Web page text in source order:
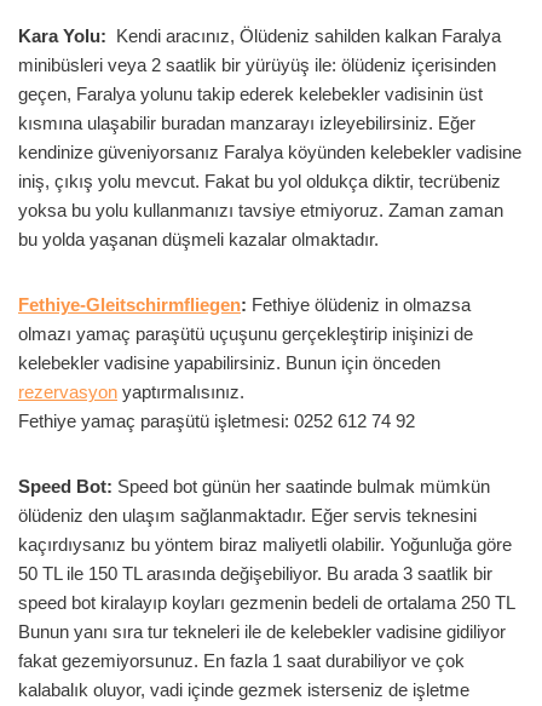
Kara Yolu: Kendi aracınız, Ölüdeniz sahilden kalkan Faralya
minibüsleri veya 2 saatlik bir yürüyüş ile: ölüdeniz içerisinden
geçen, Faralya yolunu takip ederek kelebekler vadisinin üst
kısmına ulaşabilir buradan manzarayı izleyebilirsiniz. Eğer
kendinize güveniyorsanız Faralya köyünden kelebekler vadisine
iniş, çıkış yolu mevcut. Fakat bu yol oldukça diktir, tecrübeniz
yoksa bu yolu kullanmanızı tavsiye etmiyoruz. Zaman zaman
bu yolda yaşanan düşmeli kazalar olmaktadır.
Fethiye-Gleitschirmfliegen: Fethiye ölüdeniz in olmazsa
olmazı yamaç paraşütü uçuşunu gerçekleştirip inişinizi de
kelebekler vadisine yapabilirsiniz. Bunun için önceden
rezervasyon yaptırmalısınız.
Fethiye yamaç paraşütü işletmesi: 0252 612 74 92
Speed Bot: Speed bot günün her saatinde bulmak mümkün
ölüdeniz den ulaşım sağlanmaktadır. Eğer servis teknesini
kaçırdıysanız bu yöntem biraz maliyetli olabilir. Yoğunluğa göre
50 TL ile 150 TL arasında değişebiliyor. Bu arada 3 saatlik bir
speed bot kiralayıp koyları gezmenin bedeli de ortalama 250 TL
Bunun yanı sıra tur tekneleri ile de kelebekler vadisine gidiliyor
fakat gezemiyorsunuz. En fazla 1 saat durabiliyor ve çok
kalabalık oluyor, vadi içinde gezmek isterseniz de işletme